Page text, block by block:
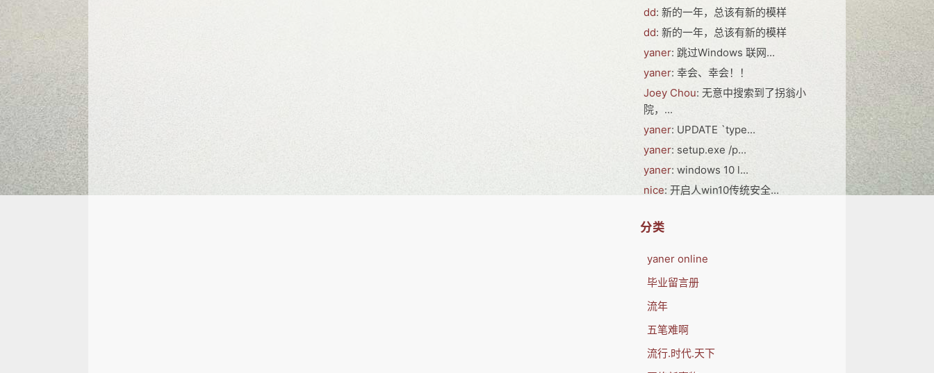
dd: 新的一年，总该有新的模样
dd: 新的一年，总该有新的模样
yaner: 跳过Windows 联网...
yaner: 幸会、幸会！！
Joey Chou: 无意中搜索到了拐翁小
院，...
yaner: UPDATE `type...
yaner: setup.exe /p...
yaner: windows 10 l...
nice: 开启人win10传统安全...
分类
yaner online
毕业留言册
流年
五笔难啊
流行.时代.天下